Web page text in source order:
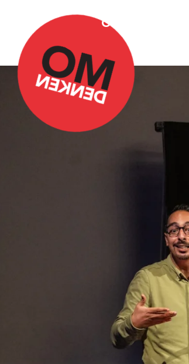
Over Omdenken